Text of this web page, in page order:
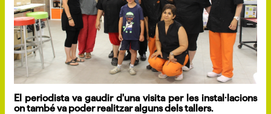
El periodista va gaudir d'una visita per les instal·lacions
on també va poder realitzar alguns dels tallers.